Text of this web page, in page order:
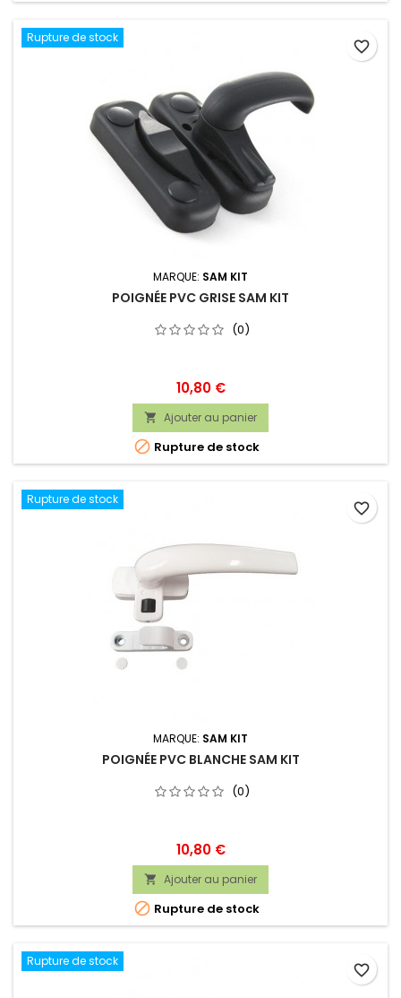
Rupture de stock
MARQUE: SAM KIT
POIGNÉE PVC GRISE SAM KIT
(0)
Prix
10,80 €
 Ajouter au panier
 Rupture de stock
favorite_border
Rupture de stock
MARQUE: SAM KIT
POIGNÉE PVC BLANCHE SAM KIT
(0)
Prix
10,80 €
 Ajouter au panier
 Rupture de stock
favorite_border
Rupture de stock
favorite_border